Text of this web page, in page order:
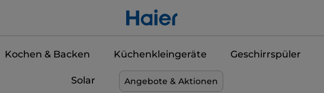
Kochen & Backen Küchenkleingeräte Geschirrspüler
Solar Angebote & Aktionen